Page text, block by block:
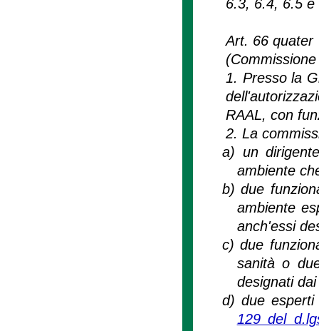
6.3, 6.4, 6.5 e
Art. 66 quater
1. Presso la
RAAL, con
2. La
a) un
ambiente
b)due
ambiente
anch'essi
c)due
sanità o
designati
d)due
129 del